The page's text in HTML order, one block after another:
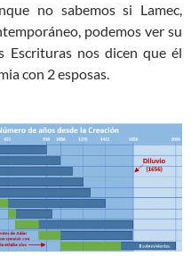
no sabemos si Lamec,
podemos ver su
Escrituras nos dicen que él
con 2 esposas.